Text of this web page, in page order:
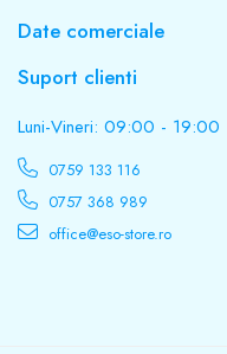
Date comerciale
Suport clienti
Luni-Vineri: 09:00 - 19:00
0759 133 116
0757 368 989
office@eso-store.ro